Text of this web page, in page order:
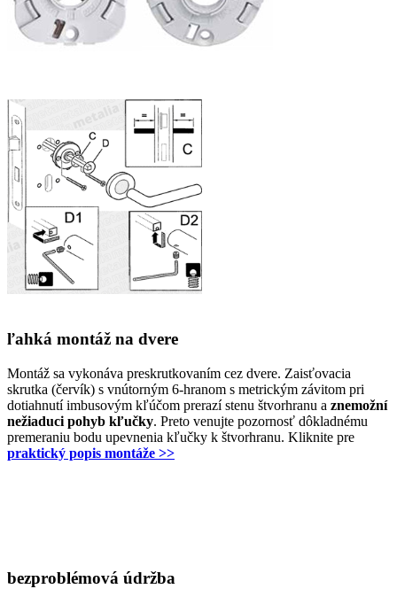
ľahká montáž na dvere
Montáž sa vykonáva preskrutkovaním cez dvere. Zaisťovacia
skrutka (červík) s vnútorným 6-hranom s metrickým závitom pri
dotiahnutí imbusovým kľúčom prerazí stenu štvorhranu a znemožní
nežiaduci pohyb kľučky. Preto venujte pozornosť dôkladnému
premeraniu bodu upevnenia kľučky k štvorhranu. Kliknite pre
praktický popis montáže >>
bezproblémová údržba